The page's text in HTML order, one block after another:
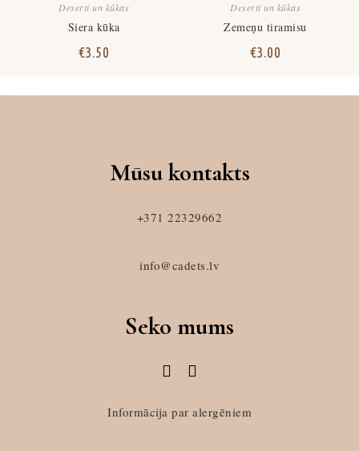
Deserti un kūkas
Siera kūka
€3.50
Deserti un kūkas
Zemeņu tiramisu
€3.00
Mūsu kontakts
+371 22329662
info@cadets.lv
Seko mums
Informācija par alergēniem